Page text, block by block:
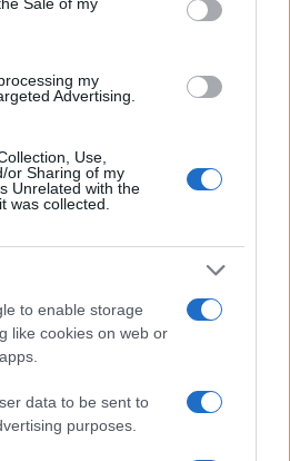
my
Advertising.
Use,
or Sharing of my
Unrelated with the
was collected.
to enable storage
like cookies on web or
data to be sent to
purposes.
και Αλεξάνδρα
με πολυτελές γιοτ
τους
με μπάντα που
στο Φισκάρδο και τους
Μέσι – Πέθανε ο
και Νεκτάριος Λεμονίδης
Νεκτάριο Βούλας για να
τον γιο τους
Ένας 15χρονος που
από το τσουνάμι
τη χρονολογία της